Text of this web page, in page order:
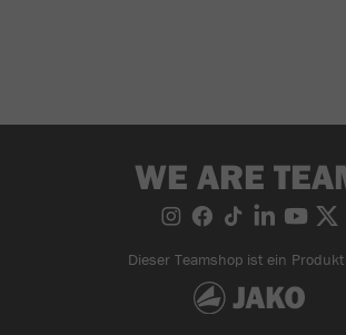
WE ARE
Dieser Teamshop ist ein